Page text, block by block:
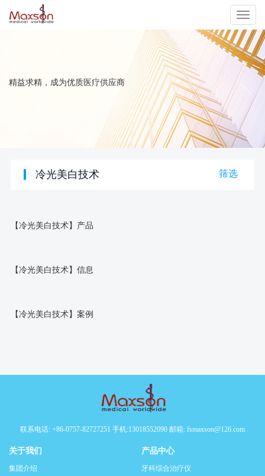
切
换
精益求精，成为优质医疗供应商
筛选
冷光美白技术
【冷光美白技术】产品
【冷光美白技术】信息
【冷光美白技术】案例
联系电话: +86-0757-82727251 手机:13018552090 邮箱: fsmaxson@126.com
关于我们
集团介绍
产品中心
牙科综合治疗仪